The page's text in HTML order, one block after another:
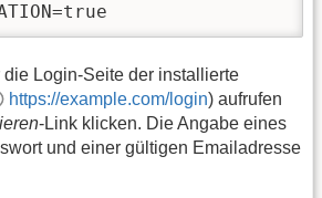
Login-Seite der installierte
https://example.com/login) aufrufen
-Link klicken. Die Angabe eines
und einer gültigen Emailadresse